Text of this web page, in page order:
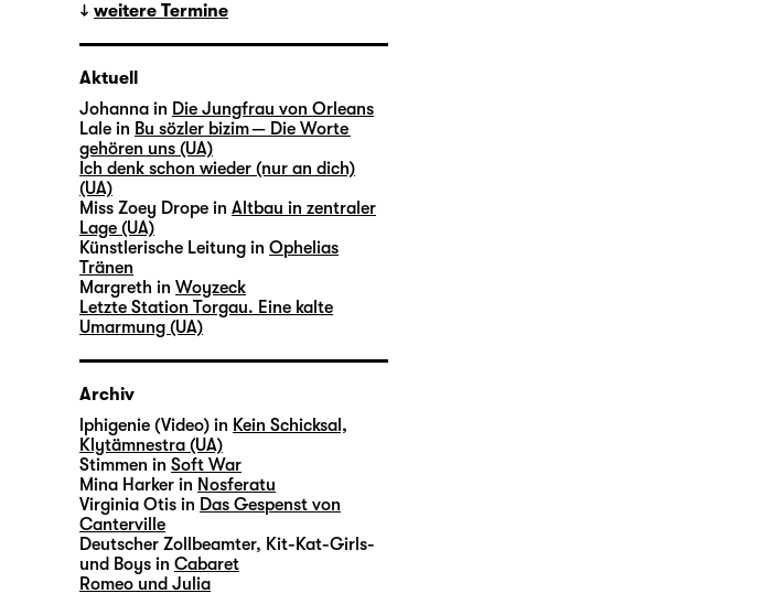
weitere Termine
Aktuell
Johanna in Die Jungfrau von Orleans
Lale in Bu sözler bizim — Die Worte
gehören uns (UA)
Ich denk schon wieder (nur an dich)
(UA)
Miss Zoey Drope in Altbau in zentraler
Lage (UA)
Künstlerische Leitung in Ophelias
Tränen
Margreth in Woyzeck
Letzte Station Torgau. Eine kalte
Umarmung (UA)
Archiv
lphigenie (Video) in Kein Schicksal,
Klytämnestra (UA)
Stimmen in Soft War
Mina Harker in Nosferatu
Virginia Otis in Das Gespenst von
Canterville
Deutscher Zollbeamter, Kit-Kat-Girls-
und Boys in Cabaret
Romeo und Julia